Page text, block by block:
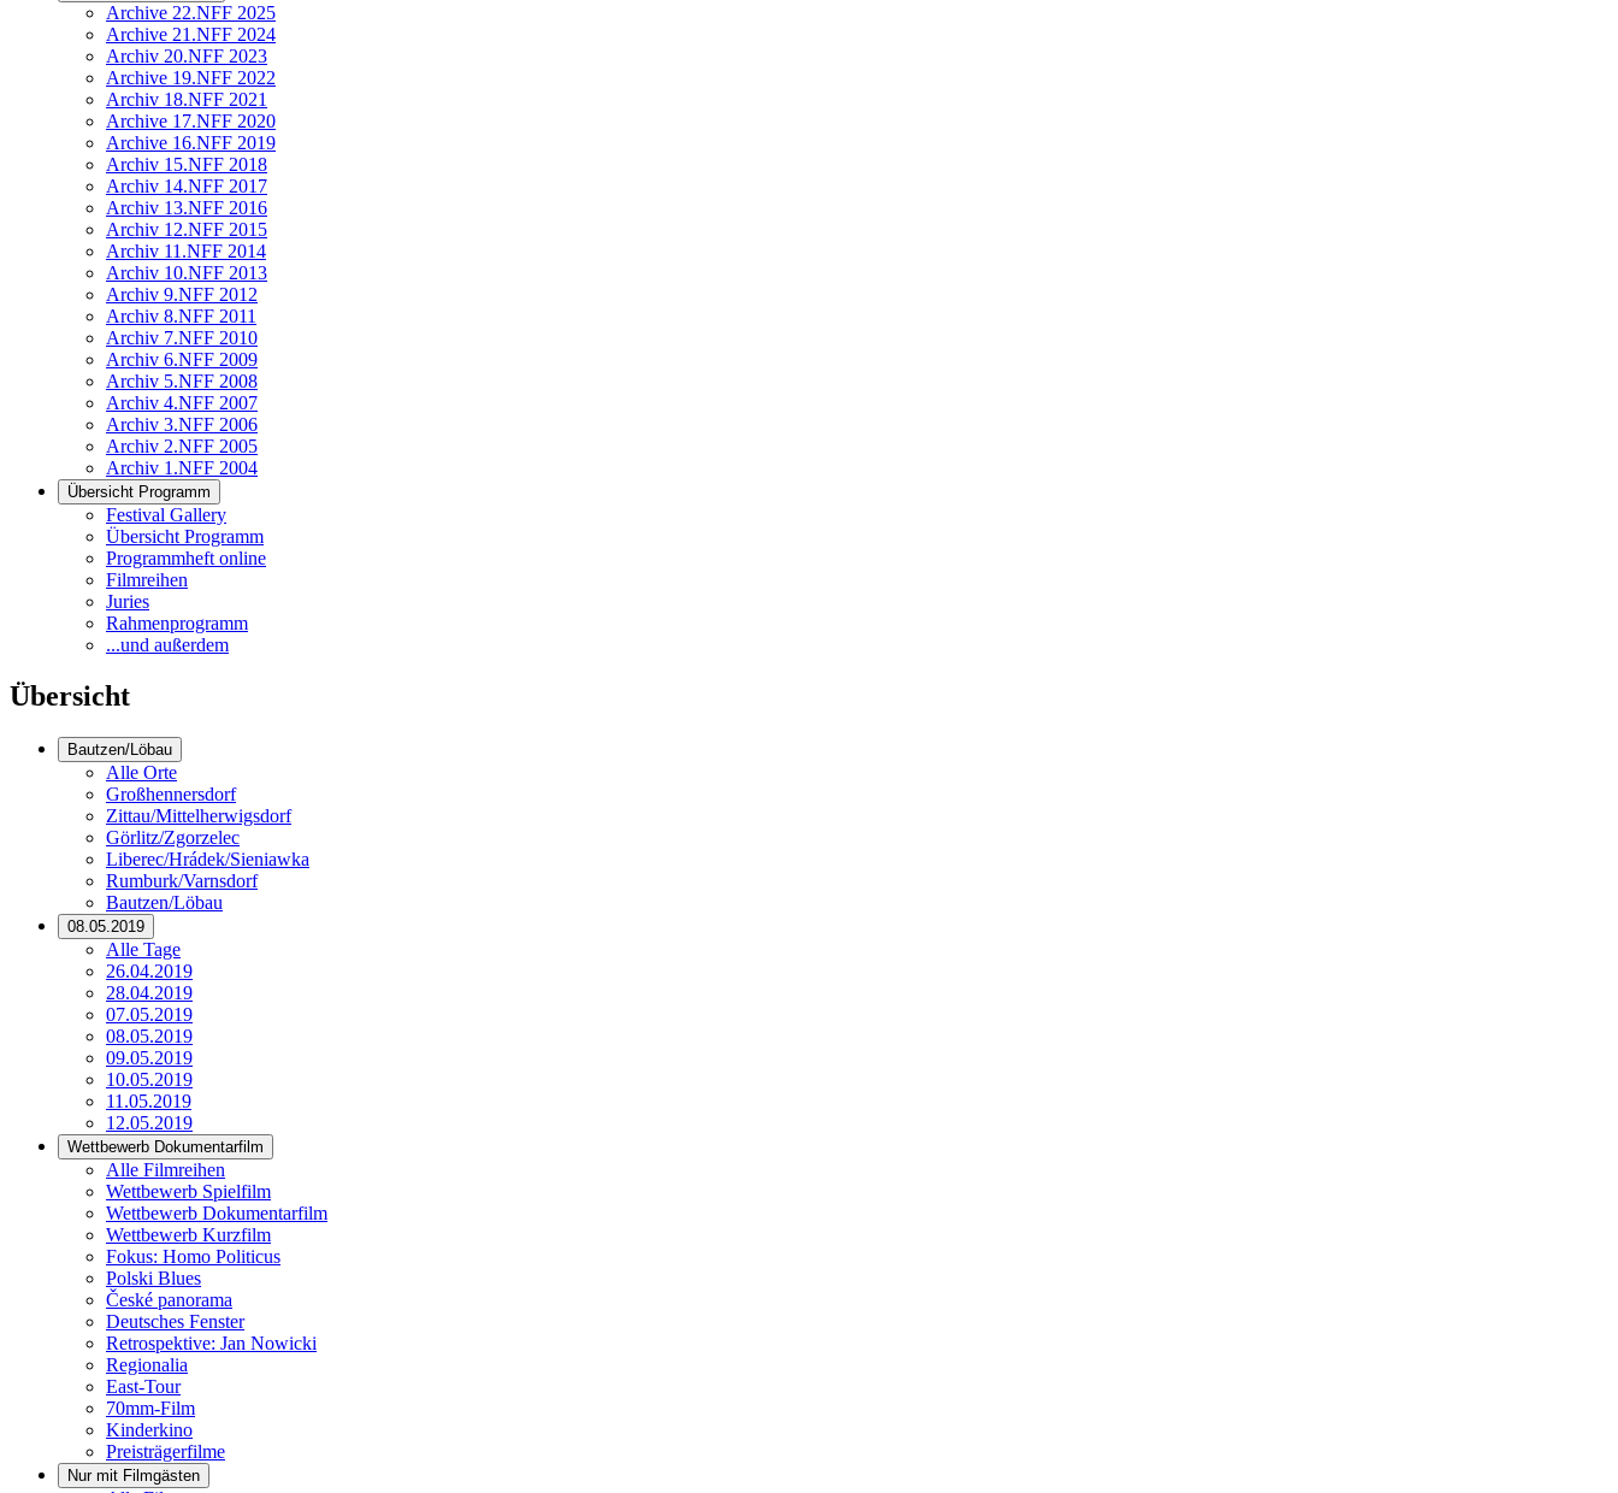
Archive 22.NFF 2025
Archive 21.NFF 2024
Archiv 20.NFF 2023
Archive 19.NFF 2022
Archiv 18.NFF 2021
Archive 17.NFF 2020
Archive 16.NFF 2019
Archiv 15.NFF 2018
Archiv 14.NFF 2017
Archiv 13.NFF 2016
Archiv 12.NFF 2015
Archiv 11.NFF 2014
Archiv 10.NFF 2013
Archiv 9.NFF 2012
Archiv 8.NFF 2011
Archiv 7.NFF 2010
Archiv 6.NFF 2009
Archiv 5.NFF 2008
Archiv 4.NFF 2007
Archiv 3.NFF 2006
Archiv 2.NFF 2005
Archiv 1.NFF 2004
Übersicht Programm
Festival Gallery
Übersicht Programm
Programmheft online
Filmreihen
Juries
Rahmenprogramm
...und außerdem
Übersicht
Bautzen/Löbau
Alle Orte
Großhennersdorf
Zittau/Mittelherwigsdorf
Görlitz/Zgorzelec
Liberec/Hrádek/Sieniawka
Rumburk/Varnsdorf
Bautzen/Löbau
08.05.2019
Alle Tage
26.04.2019
28.04.2019
07.05.2019
08.05.2019
09.05.2019
10.05.2019
11.05.2019
12.05.2019
Wettbewerb Dokumentarfilm
Alle Filmreihen
Wettbewerb Spielfilm
Wettbewerb Dokumentarfilm
Wettbewerb Kurzfilm
Fokus: Homo Politicus
Polski Blues
České panorama
Deutsches Fenster
Retrospektive: Jan Nowicki
Regionalia
East-Tour
70mm-Film
Kinderkino
Preisträgerfilme
Nur mit Filmgästen